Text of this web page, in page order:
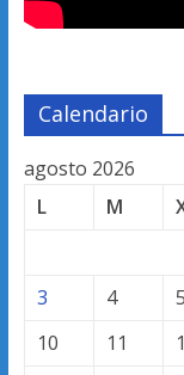
Calendario
agosto 2026
L
M
3
4 5
10
11